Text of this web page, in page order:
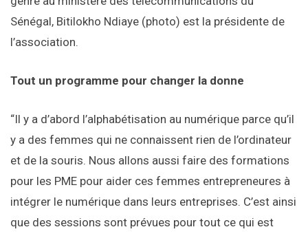
Sénégal, Bitilokho Ndiaye (photo) est la présidente de
l’association.
Tout un programme pour changer la donne
“Il y a d’abord l’alphabétisation au numérique parce qu’il
y a des femmes qui ne connaissent rien de l’ordinateur
et de la souris. Nous allons aussi faire des formations
pour les PME pour aider ces femmes entrepreneures à
intégrer le numérique dans leurs entreprises. C’est ainsi
que des sessions sont prévues pour tout ce qui est